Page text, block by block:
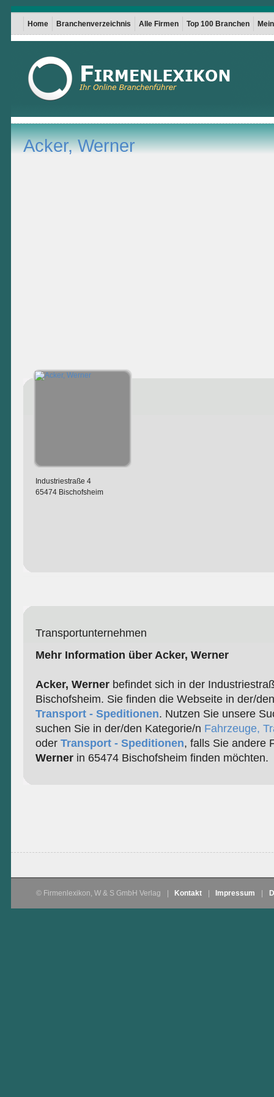
Home Branchenverzeichnis Alle Firmen Top 100 Branchen
Acker, Werner
Industriestraße 4
65474 Bischofsheim
Transportunternehmen
Mehr Information über Acker, Werner
Acker, Wernerbefindet sich in der
Bischofsheim. Sie finden die Webseite in der/
Transport - Speditionen. Nutzen Sie unsere
suchen Sie in der/den Kategorie/n Fahrzeuge,
oder Transport - Speditionen, falls Sie andere
Wernerin 65474 Bischofsheim finden möchten.
© Firmenlexikon, W & S GmbH Verlag Kontakt Impressum